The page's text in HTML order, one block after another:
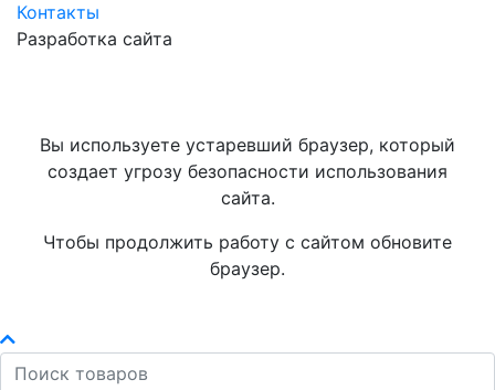
Контакты
Разработка сайта
Вы используете устаревший браузер, который
создает угрозу безопасности использования
сайта.
Чтобы продолжить работу с сайтом обновите
браузер.